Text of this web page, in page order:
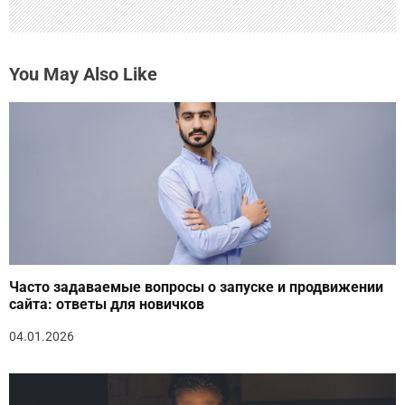
You May Also Like
Часто задаваемые вопросы о запуске и продвижении
сайта: ответы для новичков
04.01.2026